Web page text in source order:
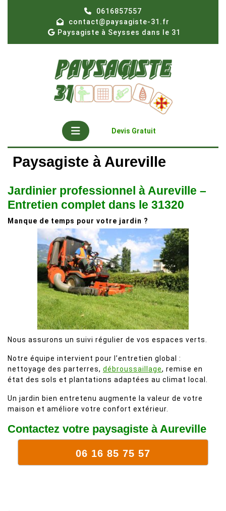
0616857557
contact@paysagiste-31.fr
Paysagiste à Seysses dans le 31
Open
Button
Devis Gratuit
Paysagiste à Aureville
Jardinier professionnel à Aureville –
Entretien complet dans le 31320
Manque de temps pour votre jardin ?
Nous assurons un suivi régulier de vos espaces verts.
Notre équipe intervient pour l’entretien global :
nettoyage des parterres, débroussaillage, remise en
état des sols et plantations adaptées au climat local.
Un jardin bien entretenu augmente la valeur de votre
maison et améliore votre confort extérieur.
Contactez votre paysagiste à Aureville
06 16 85 75 57